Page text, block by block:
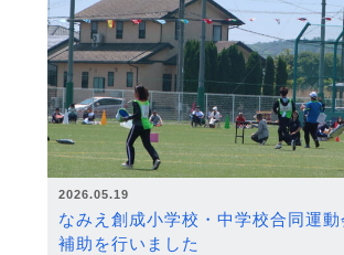
2026.05.19
なみえ創成小学校・中学校合同運
補助を行いました